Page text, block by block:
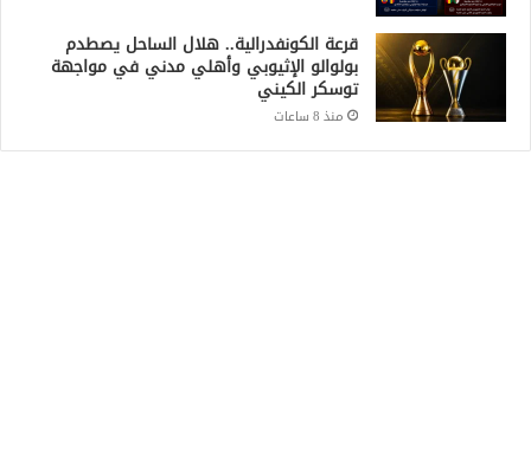
قرعة الكونفدرالية.. هلال الساحل يصطدم
بولوالو الإثيوبي وأهلي مدني في مواجهة
توسكر الكيني
منذ 8 ساعات